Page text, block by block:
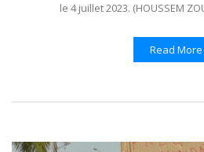
le 4 juillet 2023. (HOUSSEM
Read More